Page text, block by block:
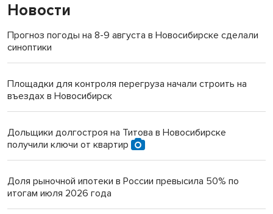
Новости
Прогноз погоды на 8-9 августа в Новосибирске сделали
синоптики
Площадки для контроля перегруза начали строить на
въездах в Новосибирск
Дольщики долгостроя на Титова в Новосибирске
получили ключи от квартир
Доля рыночной ипотеки в России превысила 50% по
итогам июля 2026 года